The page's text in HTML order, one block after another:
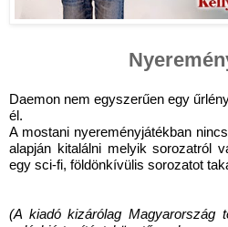
Daemon nem egyszerűen egy
él.
A mostani nyereményjátékban
alapján kitalálni melyik sorozatról
egy sci-fi, földönkívülis sorozatot
(A kiadó kizárólag Magyarország